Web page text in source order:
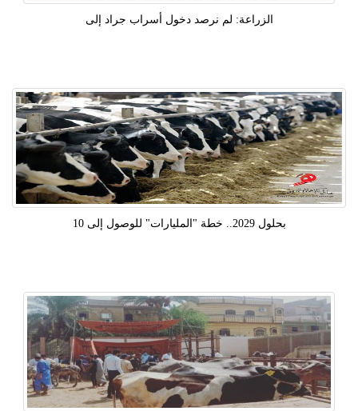
الزراعة: لم نرصد دخول أسراب جراد إلى
بحلول 2029.. خطة "المليارات" للوصول إلى 10